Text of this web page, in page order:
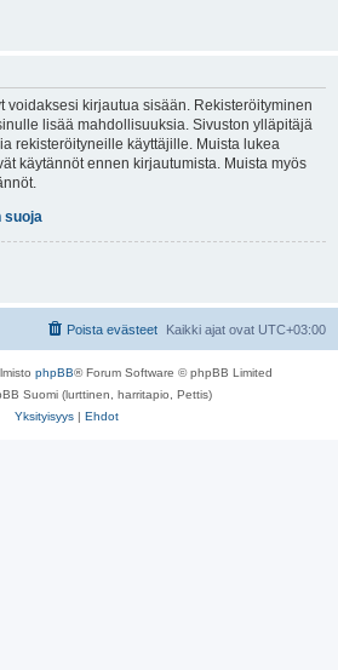
voidaksesi kirjautua sisään. Rekisteröityminen
lisää mahdollisuuksia. Sivuston ylläpitäjä
rekisteröityneille käyttäjille. Muista lukea
käytännöt ennen kirjautumista. Muista myös
suoja
Kaikki ajat ovat UTC+03:00
Poista evästeet
phpBB® Forum Software © phpBB Limited
Suomi (lurttinen, harritapio, Pettis)
Yksityisyys | Ehdot